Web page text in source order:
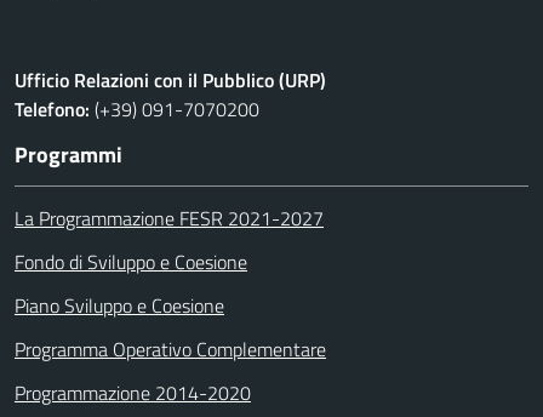
Ufficio Relazioni con il Pubblico (URP)
Telefono: (+39) 091-7070200
Programmi
La Programmazione FESR 2021-2027
Fondo di Sviluppo e Coesione
Piano Sviluppo e Coesione
Programma Operativo Complementare
Programmazione 2014-2020